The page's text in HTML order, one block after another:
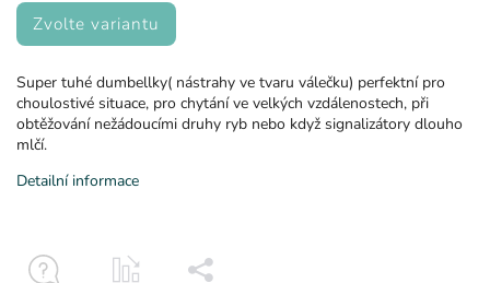
Zvolte variantu
Super tuhé dumbellky( nástrahy ve tvaru válečku) perfektní pro
choulostivé situace, pro chytání ve velkých vzdálenostech, při
obtěžování nežádoucími druhy ryb nebo když signalizátory dlouho
mlčí.
Detailní informace